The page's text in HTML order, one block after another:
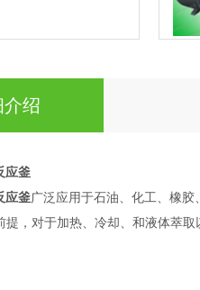
介绍
应釜
应釜广泛应用于石油、化工、橡
提，对于加热、冷却、和液体萃